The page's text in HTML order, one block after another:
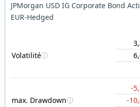
JPMorgan USD IG Corporate Bond
EUR-Hedged
Volatilité
max. Drawdown
-
-